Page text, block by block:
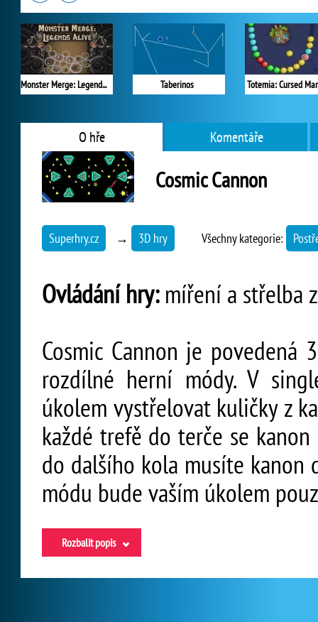
Monster Merge: Legends Alive Taberinos Totemia: Cursed
O hře Komentáře
Cosmic Cannon
Superhry.cz → 3D hry Všechny kategorie:
Ovládání hry:míření a střelba
Cosmic Cannon je povedená
rozdílné herní módy. V
úkolem vystřelovat kuličky z
každé trefě do terče se
do dalšího kola musíte kanon
módu bude vaším úkolem
Rozbalit popis